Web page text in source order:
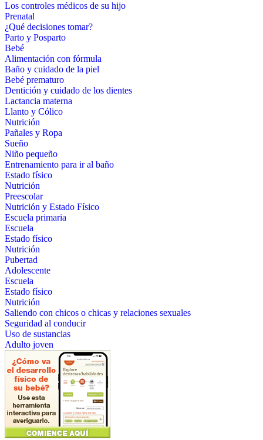
Los controles médicos de su hijo
Prenatal
¿Qué decisiones tomar?
Parto y Posparto
Bebé
Alimentación con fórmula
Baño y cuidado de la piel
Bebé prematuro
Dentición y cuidado de los dientes
Lactancia materna
Llanto y Cólico
Nutrición
Pañales y Ropa
Sueño
Niño pequeño
Entrenamiento para ir al baño
Estado físico
Nutrición
Preescolar
Nutrición y Estado Físico
Escuela primaria
Escuela
Estado físico
Nutrición
Pubertad
Adolescente
Escuela
Estado físico
Nutrición
Saliendo con chicos o chicas y relaciones sexuales
Seguridad al conducir
Uso de sustancias
Adulto joven